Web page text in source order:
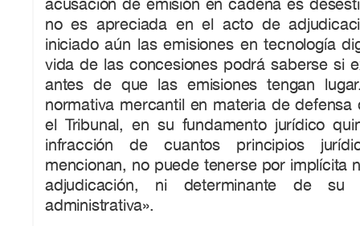
acusación de emisión en cadena es
no es apreciada en el acto de
iniciado aún las emisiones en tecnología
vida de las concesiones podrá saberse si
antes de que las emisiones tengan
normativa mercantil en materia de
el Tribunal, en su fundamento jurídico
infracción de cuantos principios
mencionan, no puede tenerse por implícita
adjudicación, ni determinante de su
administrativa».